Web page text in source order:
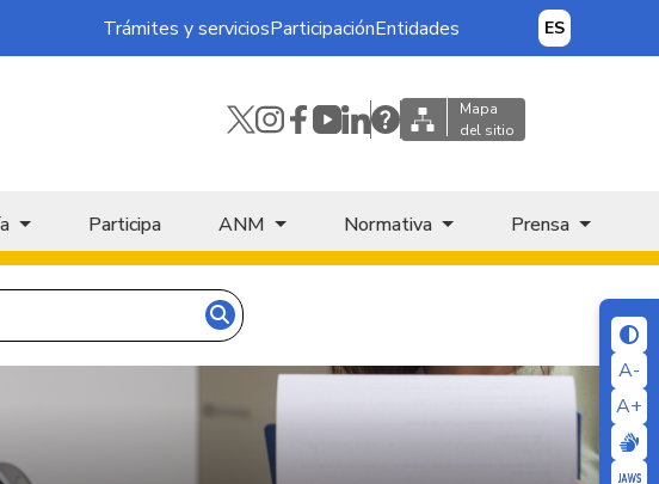
A-
A+
Trámites y serviciosParticipaciónEntidades ES
Mapa
del sitio
Participa ANM Normativa Prensa